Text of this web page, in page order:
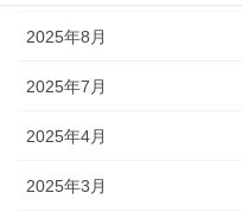
2025年8月
2025年7月
2025年4月
2025年3月